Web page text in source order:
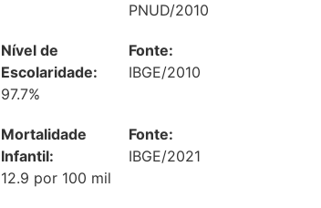
PNUD/2010
Nível de
Escolaridade:
97.7%
Fonte:
IBGE/2010
Mortalidade
Infantil:
12.9 por 100 mil
Fonte:
IBGE/2021